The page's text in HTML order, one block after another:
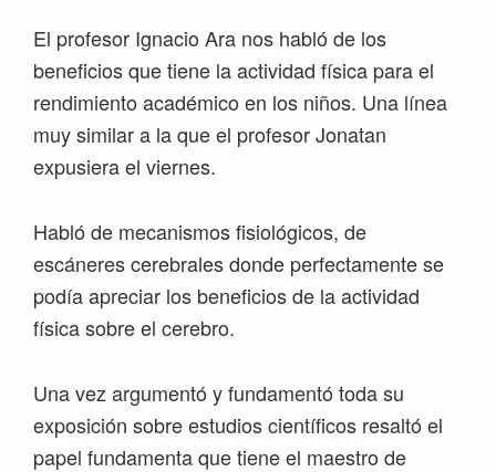
El profesor Ignacio Ara nos habló de los
beneficios que tiene la actividad física para el
rendimiento académico en los niños. Una línea
muy similar a la que el profesor Jonatan
expusiera el viernes.
Habló de mecanismos fisiológicos, de
escáneres cerebrales donde perfectamente se
podía apreciar los beneficios de la actividad
física sobre el cerebro.
Una vez argumentó y fundamentó toda su
exposición sobre estudios científicos resaltó el
papel fundamenta que tiene el maestro de